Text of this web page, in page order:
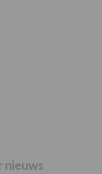
nieuws